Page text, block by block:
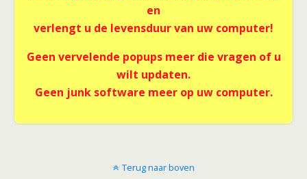
en
verlengt u de levensduur van uw computer!
Geen vervelende popups meer die vragen of u
wilt updaten.
Geen junk software meer op uw computer.
Terug naar boven